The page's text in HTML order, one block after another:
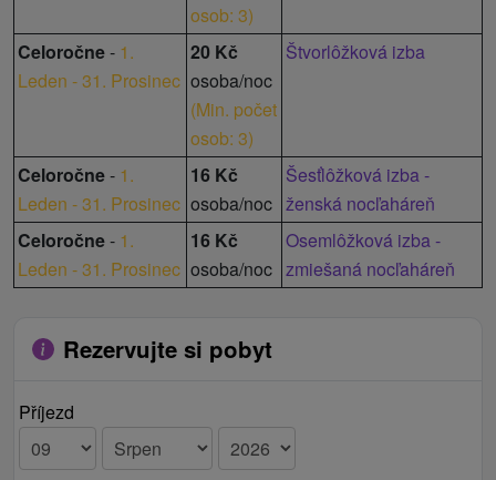
osob: 3)
Celoročne- 1.
Leden - 31. Prosinec
20 Kč
osoba/noc
(Min. počet
osob: 3)
Štvorlôžková izba
Celoročne- 1.
Leden - 31. Prosinec
16 Kč
osoba/noc
Šesťlôžková izba -
ženská nocľaháreň
Celoročne- 1.
Leden - 31. Prosinec
16 Kč
osoba/noc
Osemlôžková izba -
zmiešaná nocľaháreň
Rezervujte si pobyt
Příjezd